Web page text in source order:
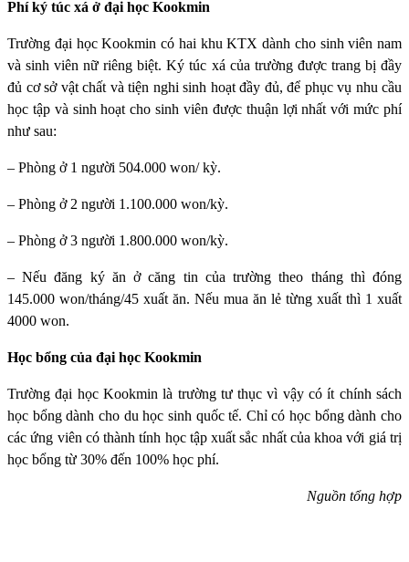
Phí ký túc xá ở đại học Kookmin
Trường đại học Kookmin có hai khu KTX dành cho sinh viên nam
và sinh viên nữ riêng biệt. Ký túc xá của trường được trang bị đầy
đủ cơ sở vật chất và tiện nghi sinh hoạt đầy đủ, để phục vụ nhu cầu
học tập và sinh hoạt cho sinh viên được thuận lợi nhất với mức phí
như sau:
– Phòng ở 1 người 504.000 won/ kỳ.
– Phòng ở 2 người 1.100.000 won/kỳ.
– Phòng ở 3 người 1.800.000 won/kỳ.
– Nếu đăng ký ăn ở căng tin của trường theo tháng thì đóng
145.000 won/tháng/45 xuất ăn. Nếu mua ăn lẻ từng xuất thì 1 xuất
4000 won.
Học bổng của đại học Kookmin
Trường đại học Kookmin là trường tư thục vì vậy có ít chính sách
học bổng dành cho du học sinh quốc tế. Chỉ có học bổng dành cho
các ứng viên có thành tính học tập xuất sắc nhất của khoa với giá trị
học bổng từ 30% đến 100% học phí.
Nguồn tổng hợp